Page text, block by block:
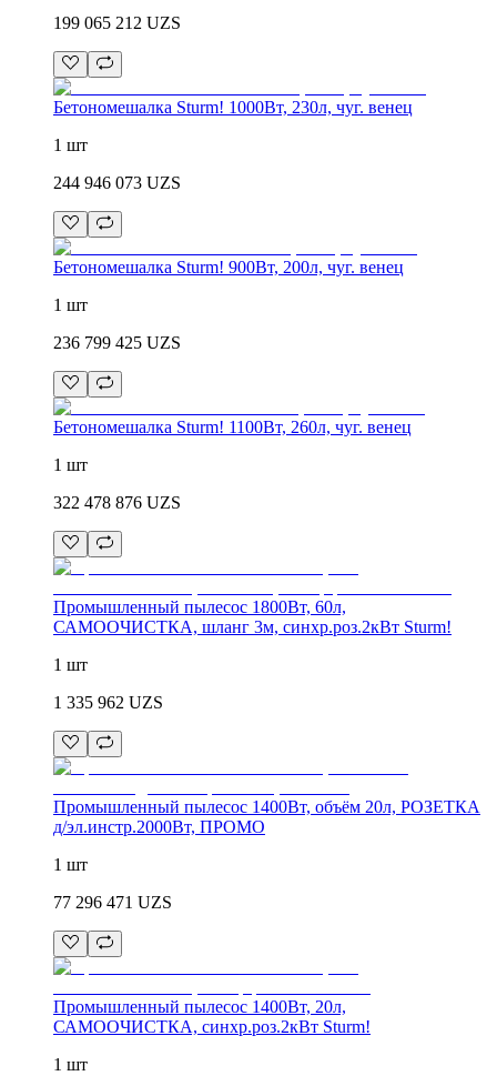
199 065 212 UZS
Бетономешалка Sturm! 1000Вт, 230л, чуг. венец
1 шт
244 946 073 UZS
Бетономешалка Sturm! 900Вт, 200л, чуг. венец
1 шт
236 799 425 UZS
Бетономешалка Sturm! 1100Вт, 260л, чуг. венец
1 шт
322 478 876 UZS
Промышленный пылесос 1800Вт, 60л,
САМООЧИСТКА, шланг 3м, синхр.роз.2кВт Sturm!
1 шт
1 335 962 UZS
Промышленный пылесос 1400Вт, объём 20л, РОЗЕТКА
д/эл.инстр.2000Вт, ПРОМО
1 шт
77 296 471 UZS
Промышленный пылесос 1400Вт, 20л,
САМООЧИСТКА, синхр.роз.2кВт Sturm!
1 шт